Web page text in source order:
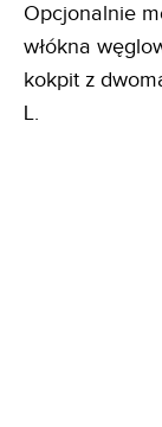
Opcjonalnie
włókna
kokpit z
L.